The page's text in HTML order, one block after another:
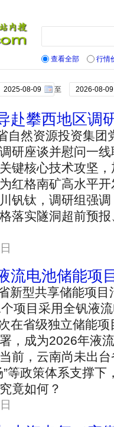
查看全部 行情
至
赴攀西地区调
自然资源投资集团
研座谈并慰问一
键核心技术攻坚
红格南矿高水平
钒钛，调研组强
落实隧洞超前预
流电池储能项
新型共享储能项
项目采用全钒液
在省级独立储能
，成为2026年液
前，云南尚未出
等政策体系支撑
竟如何？